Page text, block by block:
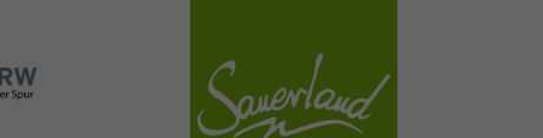
sauerland.com